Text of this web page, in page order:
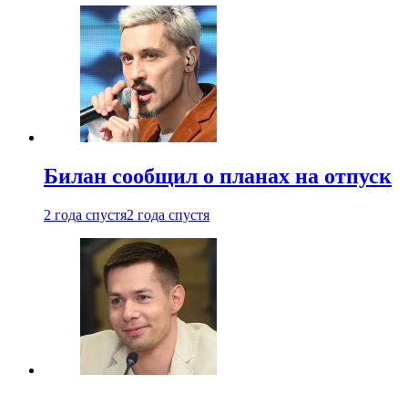
Билан сообщил о планах на отпуск
2 года спустя2 года спустя